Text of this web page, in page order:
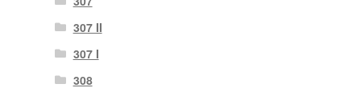
307 II
307 Ι
308